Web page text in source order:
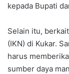
kepada Bupati
Selain itu,
(IKN) di Kukar.
harus
sumber daya